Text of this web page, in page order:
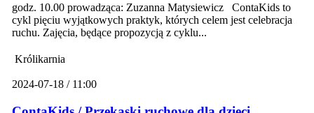
godz. 10.00 prowadząca: Zuzanna Matysiewicz ContaKids to
cykl pięciu wyjątkowych praktyk, których celem jest celebracja
ruchu. Zajęcia, będące propozycją z cyklu...
Królikarnia
2024-07-18 / 11:00